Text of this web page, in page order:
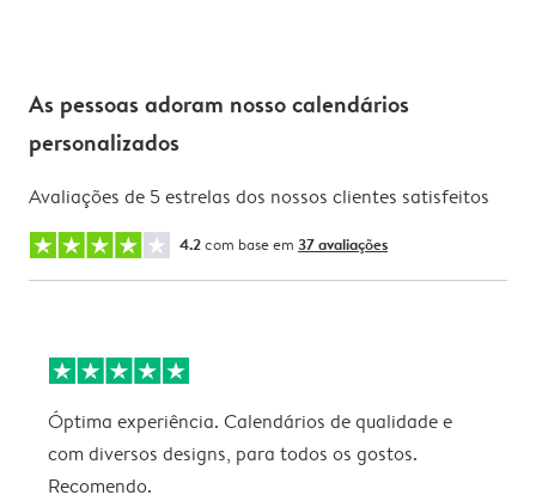
As pessoas adoram nosso calendários
personalizados
Avaliações de 5 estrelas dos nossos clientes satisfeitos
4.2com base em 37 avaliações
Óptima experiência. Calendários de qualidade e
com diversos designs, para todos os gostos.
Recomendo.